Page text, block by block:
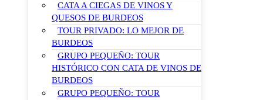
CATA A CIEGAS DE VINOS Y
QUESOS DE BURDEOS
TOUR PRIVADO: LO MEJOR DE
BURDEOS
GRUPO PEQUEÑO: TOUR
HISTÓRICO CON CATA DE VINOS DE
BURDEOS
GRUPO PEQUEÑO: TOUR